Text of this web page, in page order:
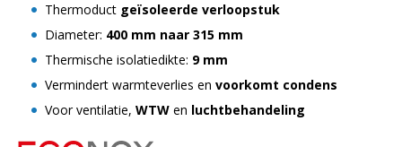
Thermoduct geïsoleerde verloopstuk
Diameter: 400 mm naar 315 mm
Thermische isolatiedikte: 9 mm
Vermindert warmteverlies en voorkomt condens
Voor ventilatie, WTW en luchtbehandeling